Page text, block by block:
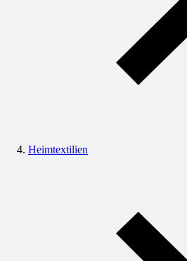
Heimtextilien